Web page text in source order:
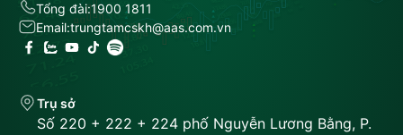
Tổng đài:1900 1811
Email:trungtamcskh@aas.com.vn
Trụ sở
Số 220 + 222 + 224 phố Nguyễn Lương Bằng, P.